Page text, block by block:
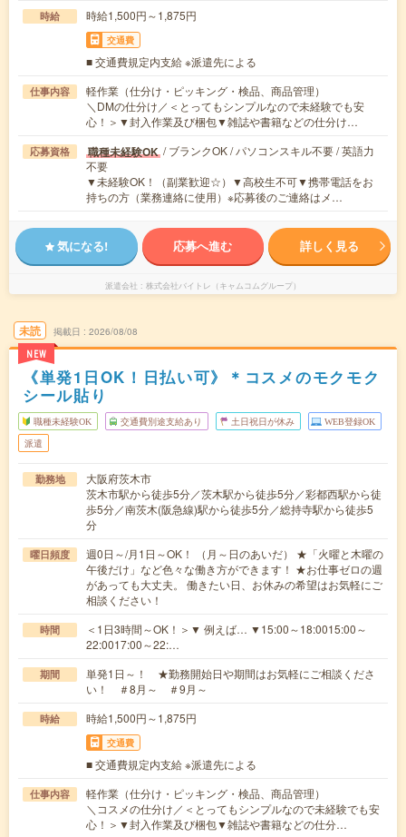
時給 時給1,500円～1,875円
交通費
■ 交通費規定内支給 ※派遣先による
仕事内容
軽作業（仕分け・ピッキング・検品、商品管理）
＼DMの仕分け／＜とってもシンプルなので未経験でも安
心！＞▼封入作業及び梱包▼雑誌や書籍などの仕分け…
応募資格 職種未経験OK / ブランクOK / パソコンスキル不要 / 英語力
不要
▼未経験OK！（副業歓迎☆）▼高校生不可▼携帯電話をお
持ちの方（業務連絡に使用）※応募後のご連絡はメ…
気になる! 応募へ進む 詳しく見る
派遣会社 株式会社バイトレ（キャムコムグループ）
未読
NEW
掲載日 2026/08/08
《単発1日OK！日払い可》＊コスメのモクモク
シール貼り
職種未経験OK 交通費別途支給あり 土日祝日が休み WEB登録OK
派遣
勤務地
大阪府茨木市
茨木市駅から徒歩5分／茨木駅から徒歩5分／彩都西駅から徒
歩5分／南茨木(阪急線)駅から徒歩5分／総持寺駅から徒歩5
分
曜日頻度
週0日～/月1日～OK！ （月～日のあいだ） ★「火曜と木曜の
午後だけ」など色々な働き方ができます！ ★お仕事ゼロの週
があっても大丈夫。 働きたい日、お休みの希望はお気軽にご
相談ください！
時間
＜1日3時間～OK！＞▼ 例えば… ▼15:00～18:0015:00～
22:0017:00～22:…
期間
単発1日～！ ★勤務開始日や期間はお気軽にご相談くださ
い！ ＃8月～ ＃9月～
時給 時給1,500円～1,875円
交通費
■ 交通費規定内支給 ※派遣先による
仕事内容
軽作業（仕分け・ピッキング・検品、商品管理）
＼コスメの仕分け／＜とってもシンプルなので未経験でも安
心！＞▼封入作業及び梱包▼雑誌や書籍などの仕分…